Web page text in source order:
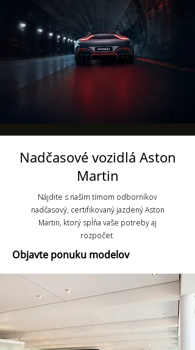
Nadčasové vozidlá Aston
Martin
Nájdite s naším tímom odborníkov
nadčasový, certifikovaný jazdený Aston
Martin, ktorý spĺňa vaše potreby aj
rozpočet.
Objavte ponuku modelov